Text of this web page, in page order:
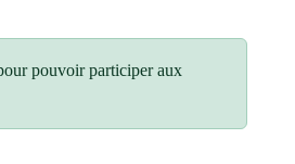
pouvoir participer aux